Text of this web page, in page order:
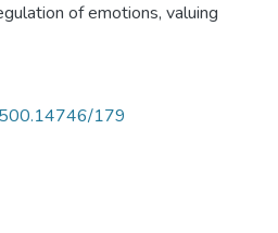
of emotions, valuing
179